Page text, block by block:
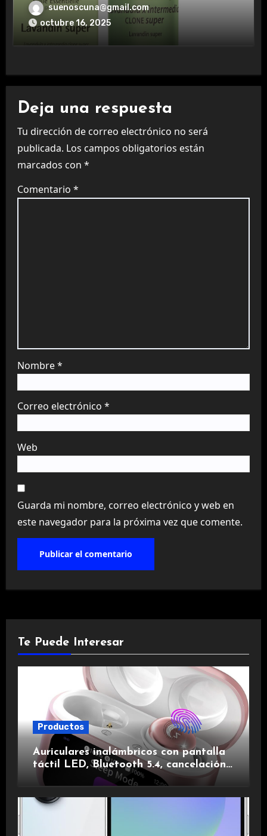
aromaterapia.
suenoscuna@gmail.com
octubre 16, 2025
Deja una respuesta
Tu dirección de correo electrónico no será
publicada. Los campos obligatorios están
marcados con *
Comentario *
Nombre*
Correo electrónico *
Web
Guarda mi nombre, correo electrónico y web en
este navegador para la próxima vez que comente.
Te Puede Interesar
Productos
Auriculares inalámbricos con pantalla
táctil LED, Bluetooth 5.4, cancelación
de ruido, impermeables y de larga
duración.